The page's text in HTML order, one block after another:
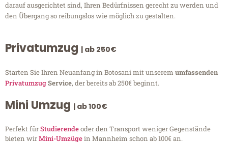
darauf ausgerichtet sind, Ihren Bedürfnissen gerecht zu werden und
den Übergang so reibungslos wie möglich zu gestalten.
Privatumzug | ab 250€
Starten Sie Ihren Neuanfang in Botosani mit unserem umfassenden
PrivatumzugService, der bereits ab 250€ beginnt.
Mini Umzug | ab 100€
Perfekt fürStudierendeoder den Transport weniger Gegenstände
bieten wirMini-Umzügein Mannheim schon ab 100€ an.